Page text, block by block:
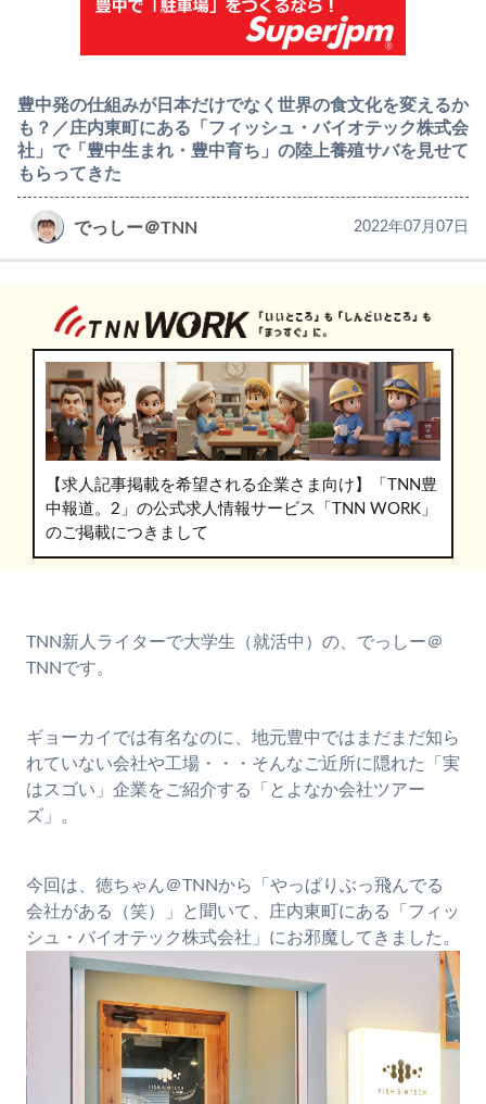
豊中発の仕組みが日本だけでなく世界の食文化を変えるか
も？／庄内東町にある「フィッシュ・バイオテック株式会
社」で「豊中生まれ・豊中育ち」の陸上養殖サバを見せて
もらってきた
でっしー＠TNN 2022年07月07日
【求人記事掲載を希望される企業さま向け】「TNN豊
中報道。2」の公式求人情報サービス「TNN WORK」
のご掲載につきまして
TNN新人ライターで大学生（就活中）の、でっしー＠
TNNです。
ギョーカイでは有名なのに、地元豊中ではまだまだ知ら
れていない会社や工場・・・そんなご近所に隠れた「実
はスゴい」企業をご紹介する「とよなか会社ツアー
ズ」。
今回は、徳ちゃん＠TNNから「やっぱりぶっ飛んでる
会社がある（笑）」と聞いて、庄内東町にある「フィッ
シュ・バイオテック株式会社」にお邪魔してきました。